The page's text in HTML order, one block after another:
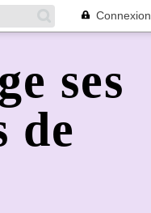
Connexion
ses
de